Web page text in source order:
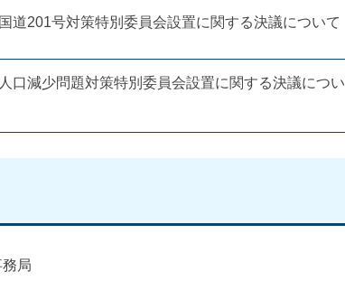
道201号対策特別委員会設置に関する決議について
口減少問題対策特別委員会設置に関する決議につい
局